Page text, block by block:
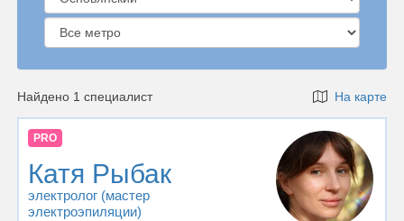
Найдено 1 специалист На карте
PRO
Катя Рыбак
электролог (мастер
электроэпиляции)